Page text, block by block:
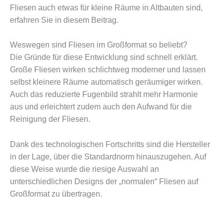
Fliesen auch etwas für kleine Räume in Altbauten sind,
erfahren Sie in diesem Beitrag.
Weswegen sind Fliesen im Großformat so beliebt?
Die Gründe für diese Entwicklung sind schnell erklärt.
Große Fliesen wirken schlichtweg moderner und lassen
selbst kleinere Räume automatisch geräumiger wirken.
Auch das reduzierte Fugenbild strahlt mehr Harmonie
aus und erleichtert zudem auch den Aufwand für die
Reinigung der Fliesen.
Dank des technologischen Fortschritts sind die Hersteller
in der Lage, über die Standardnorm hinauszugehen. Auf
diese Weise wurde die riesige Auswahl an
unterschiedlichen Designs der „normalen“ Fliesen auf
Großformat zu übertragen.